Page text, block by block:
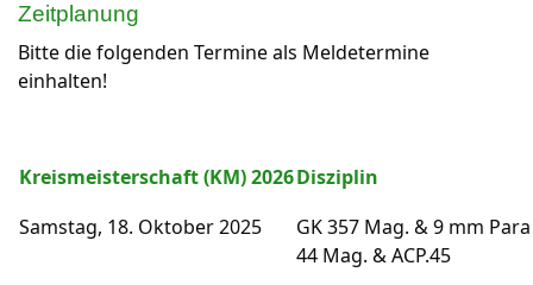
Zeitplanung
Bitte die folgenden Termine als Meldetermine
einhalten!
Kreismeisterschaft (KM) 2026Disziplin
Samstag, 18. Oktober 2025
GK 357 Mag. & 9 mm Para
44 Mag. & ACP.45